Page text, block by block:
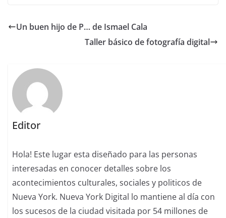
Un buen hijo de P… de Ismael Cala
Taller básico de fotografía digital
Editor
Hola! Este lugar esta diseñado para las personas
interesadas en conocer detalles sobre los
acontecimientos culturales, sociales y politicos de
Nueva York. Nueva York Digital lo mantiene al día con
los sucesos de la ciudad visitada por 54 millones de